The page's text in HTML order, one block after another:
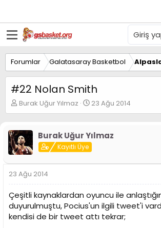
Giriş
Forumlar Galatasaray Basketbol
#22 Nolan Smith
K
o
u
y
u
B
a
ş
l
a
t
a
n
Burak Uğur Yılmaz
B
a
a
n
ı
t
a
r
i
h
23 Ağu 2014
Burak Uğur Yılmaz
Kayıtlı Üye
23 Ağu 2014
Çeşitli kaynaklardan oyuncu ile
duyurulmuştu, Pocius'un ilgili tweet'i
kendisi de bir tweet attı tekrar;